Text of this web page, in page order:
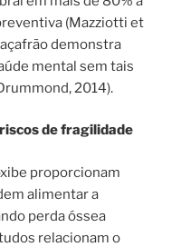
(Mazziotti et
demonstra
mental sem tais
2014).
de fragilidade
proporcionam
alimentar a
perda óssea
relacionam o